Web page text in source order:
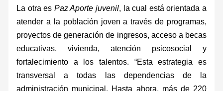
La otra es Paz Aporte juvenil, la cual está orientada a
atender a la población joven a través de programas,
proyectos de generación de ingresos, acceso a becas
educativas, vivienda, atención psicosocial y
fortalecimiento a los talentos. “Esta estrategia es
transversal a todas las dependencias de la
administración municipal. Hasta ahora, más de 220